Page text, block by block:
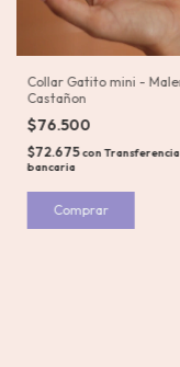
Collar Gatito mini -
Castañon
$76.500
$72.675con Transferencia
bancaria
Comprar